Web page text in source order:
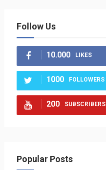
Follow Us
10.000 LIKES
1000 FOLLOWERS
200 SUBSCRIBERS
Popular Posts